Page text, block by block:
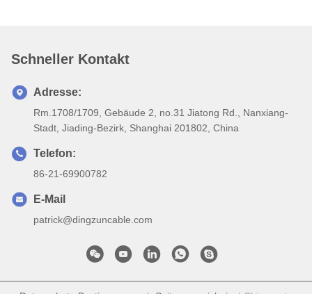
Schneller Kontakt
Adresse:
Rm.1708/1709, Gebäude 2, no.31 Jiatong Rd., Nanxiang-
Stadt, Jiading-Bezirk, Shanghai 201802, China
Telefon:
86-21-69900782
E-Mail
patrick@dingzuncable.com